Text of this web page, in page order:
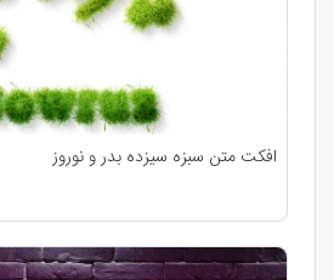
افکت متن سبزه سیزده بدر و نوروز